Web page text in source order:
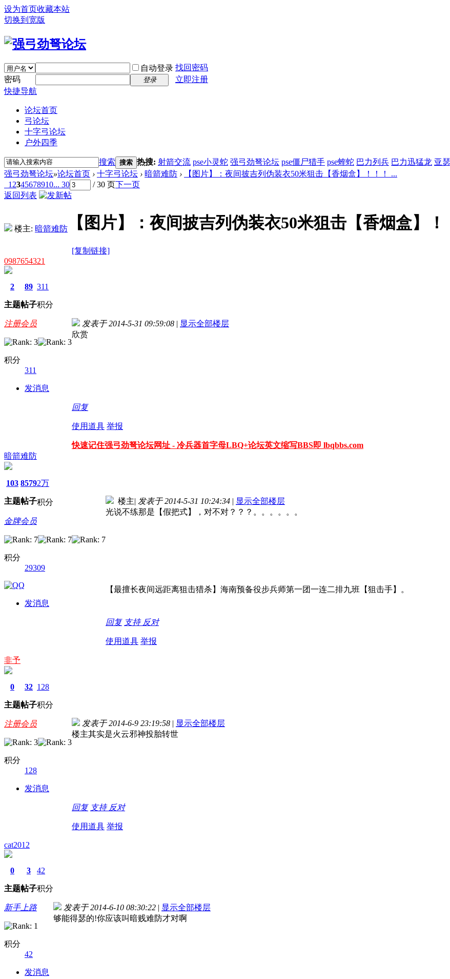
设为首页收藏本站
切换到宽版
自动登录 找回密码
密码
登录
立即注册
快捷导航
论坛首页
弓论坛
十字弓论坛
户外四季
搜索 搜索 热搜: 射箭交流 pse小灵蛇 强弓劲弩论坛 pse僵尸猎手 pse蝰蛇 巴力列兵 巴力迅猛龙 亚
强弓劲弩论坛»论坛首页 › 十字弓论坛 › 暗箭难防 ›
【图片】：夜间披吉列伪装衣50米狙击【香烟盒】！！！ ...
1 2345678910... 30 / 30 页下一页
返回列表
楼主: 暗箭难防 【图片】：夜间披吉列伪装衣50米狙击【香烟盒】！
[复制链接]
0987654321
2
主题
89
帖子
311
积分
注册会员
积分
311
发消息
发表于 2014-5-31 09:59:08 | 显示全部楼层
欣赏
回复
使用道具 举报
快速记住强弓劲弩论坛网址 - 冷兵器首字母LBQ+论坛英文缩写BBS即 lbqbbs.com
暗箭难防
103
主题
8579
帖子
2万
积分
金牌会员
积分
29309
发消息
楼主| 发表于 2014-5-31 10:24:34 | 显示全部楼层
光说不练那是【假把式】，对不对？？？。。。。。。
【最擅长夜间远距离狙击猎杀】海南预备役步兵师第一团一连二排九班【狙击手】。
回复 支持 反对
使用道具 举报
非予
0
主题
32
帖子
128
积分
注册会员
积分
128
发消息
发表于 2014-6-9 23:19:58 | 显示全部楼层
楼主其实是火云邪神投胎转世
回复 支持 反对
使用道具 举报
cat2012
0
主题
3
帖子
42
积分
新手上路
积分
42
发消息
发表于 2014-6-10 08:30:22 | 显示全部楼层
够能得瑟的!你应该叫暗贱难防才对啊